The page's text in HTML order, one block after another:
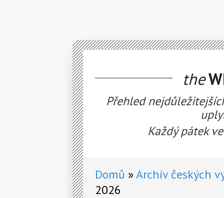
the
Přehled
Každý pátek
Domů
Archív českých
2026